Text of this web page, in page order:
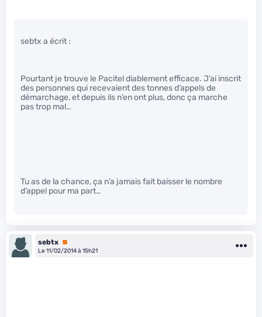
sebtx a écrit :
Pourtant je trouve le Pacitel diablement efficace. J’ai inscrit
des personnes qui recevaient des tonnes d’appels de
démarchage, et depuis ils n’en ont plus, donc ça marche
pas trop mal…
Tu as de la chance, ça n’a jamais fait baisser le nombre
d’appel pour ma part…
sebtx Premium
Le 11/02/2014 à 15h21